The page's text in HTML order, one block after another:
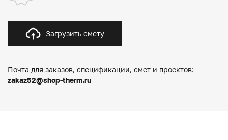
Загрузить смету
Почта для заказов, спецификации, смет и проектов:
zakaz52@shop-therm.ru